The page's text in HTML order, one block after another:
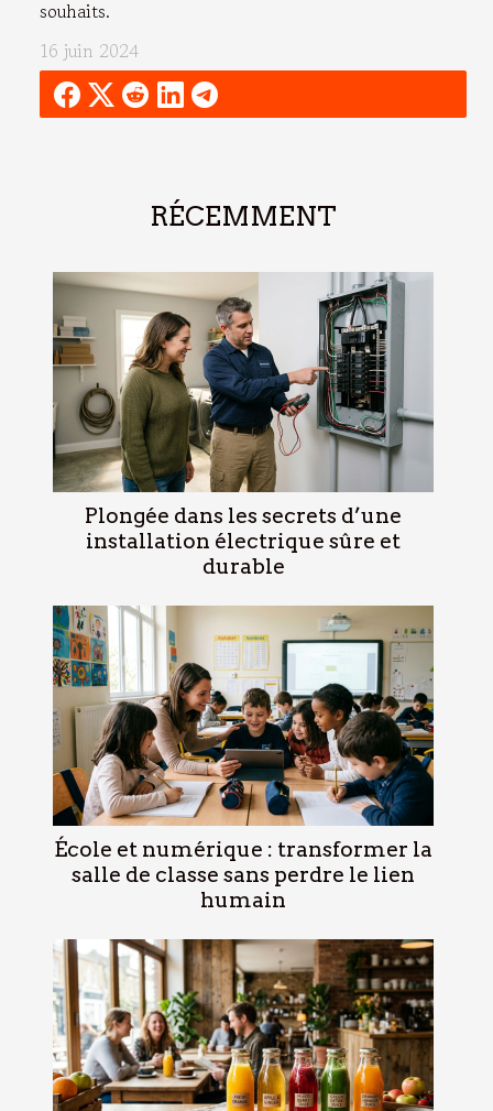
RÉCEMMENT
Plongée dans les secrets d’une
installation électrique sûre et
durable
École et numérique : transformer la
salle de classe sans perdre le lien
humain
souhaits.
16 juin 2024